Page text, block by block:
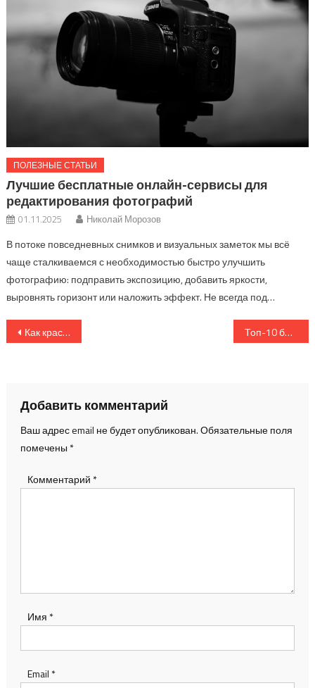
ПОЛЕЗНЫЕ СТАТЬИ
Лучшие бесплатные онлайн-сервисы для
редактирования фотографий
01.11.2025 Николай Морозов
В потоке повседневных снимков и визуальных заметок мы всё
чаще сталкиваемся с необходимостью быстро улучшить
фотографию: подправить экспозицию, добавить яркости,
выровнять горизонт или наложить эффект. Не всегда под…
Навигация
Как красиво фотографировать еду: пошаговая инструкция для новичков Топ-10 бесплатных программ для обработки фотографий в 2025 году
Добавить комментарий
Ваш адрес email не будет опубликован.Обязательные поля
помечены *
Комментарий *
Имя *
Email *